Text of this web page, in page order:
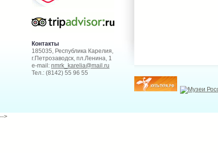
Контакты
185035, Республика Карелия,
г.Петрозаводск, пл.Ленина, 1
e-mail: nmrk_karelia@mail.ru
Тел.: (8142) 55 96 55
-->